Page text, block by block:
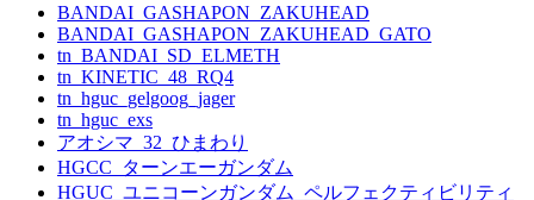
BANDAI_GASHAPON_ZAKUHEAD
BANDAI_GASHAPON_ZAKUHEAD_GATO
tn_BANDAI_SD_ELMETH
tn_KINETIC_48_RQ4
tn_hguc_gelgoog_jager
tn_hguc_exs
アオシマ_32_ひまわり
HGCC_ターンエーガンダム
HGUC_ユニコーンガンダム_ペルフェクティビリティ